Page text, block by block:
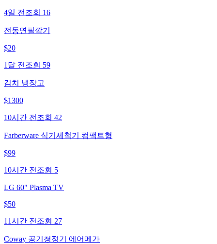
4일 전 조회 16
전동연필깍기
$20
1달 전 조회 59
김치 냉장고
$1300
10시간 전 조회 42
Farberware 식기세척기 컴팩트형
$99
10시간 전 조회 5
LG 60" Plasma TV
$50
11시간 전 조회 27
Coway 공기청정기 에어메가